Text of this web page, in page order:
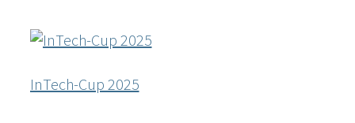
InTech-Cup 2025